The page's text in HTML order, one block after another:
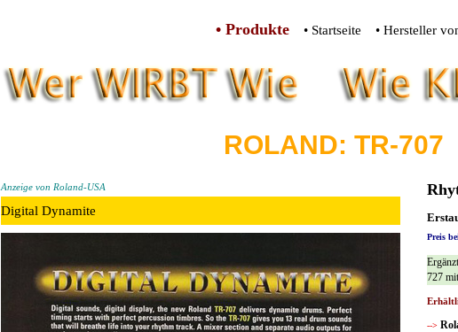
• Produkte • Startseite • Hersteller
ROLAND: TR-707
Anzeige von Roland-USA
Digital Dynamite
Preis
727
-->